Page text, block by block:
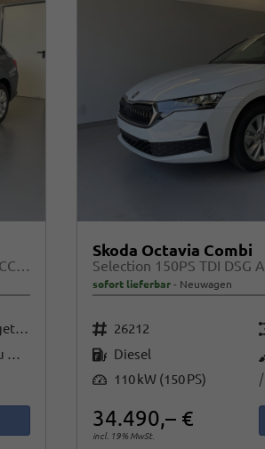
Selection 150PS TDI DSG AHK+Kamera+GV4+ACC+TravelAssist+Sunset+Alu+LightAssist
Doppelkupplungsgetriebe (DSG)
[5X5X] Graphit Grau Metallic
Skoda Octavia Combi
sofort lieferbar Neuwagen
Fahrzeugnr. 26212
Kraftstoff Diesel
Leistung 110 kW (150 PS)
34.490,– €
incl. 19% MwSt.